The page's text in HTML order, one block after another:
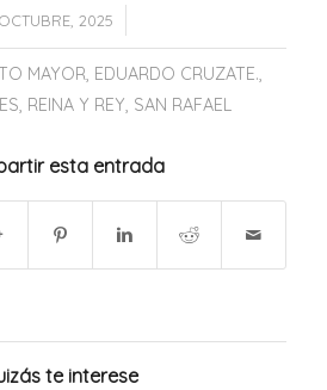
2025
/
MAYOR, EDUARDO CRUZATE.,
, REINA Y REY, SAN RAFAEL
esta entrada
te interese